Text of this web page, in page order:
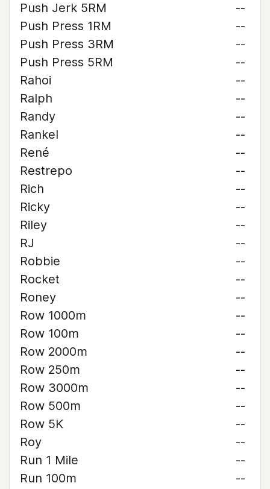
Push Jerk 5RM
--
Push Press 1RM
--
Push Press 3RM
--
Push Press 5RM
--
Rahoi
--
Ralph
--
Randy
--
Rankel
--
René
--
Restrepo
--
Rich
--
Ricky
--
Riley
--
RJ
--
Robbie
--
Rocket
--
Roney
--
Row 1000m
--
Row 100m
--
Row 2000m
--
Row 250m
--
Row 3000m
--
Row 500m
--
Row 5K
--
Roy
--
Run 1 Mile
--
Run 100m
--